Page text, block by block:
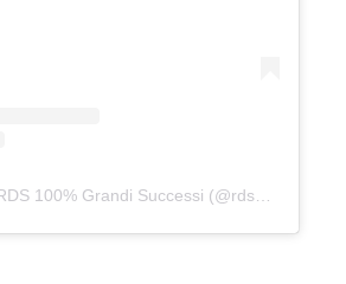
Un post condiviso da RDS 100% Grandi Successi (@rds_official)